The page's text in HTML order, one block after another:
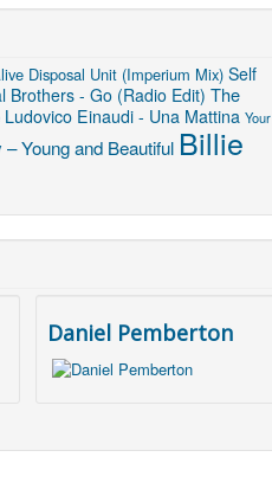
Disposal Unit (Imperium Mix) Self
Brothers - Go (Radio Edit) The
Ludovico Einaudi - Una Mattina Your
Young and Beautiful Billie
Daniel Pemberton